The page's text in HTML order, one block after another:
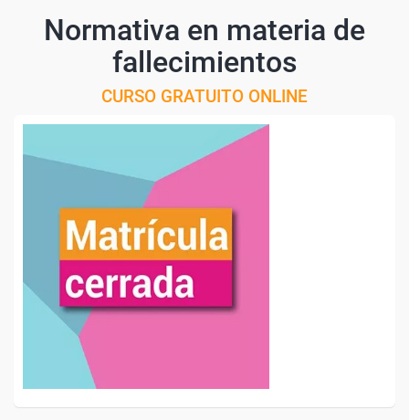
Normativa en materia de
fallecimientos
CURSO GRATUITO ONLINE